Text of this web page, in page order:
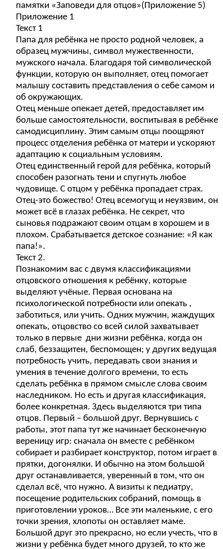
памятки «Заповеди для отцов»(Приложение 5)
Приложение 1
Текст 1
Папа для ребёнка не просто родной человек, а
образец мужчины, символ мужественности,
мужского начала. Благодаря той символической
функции, которую он выполняет, отец помогает
малышу составить представления о себе самом и
об окружающих.
Отец меньше опекает детей, предоставляет им
больше самостоятельности, воспитывая в ребёнке
самодисциплину. Этим самым отцы поощряют
процесс отделения ребёнка от матери и ускоряют
адаптацию к социальным условиям.
Отец единственный герой для ребёнка, который
способен разогнать тени и спугнуть любое
чудовище. С отцом у ребёнка пропадает страх.
Отец-это божество! Отец всемогущ и неуязвим, он
может всё в глазах ребёнка. Не секрет, что
сыновья подражают своим отцам в хорошем и в
плохом. Срабатывается детское сознание: «Я как
папа!».
Текст 2.
Познакомим вас с двумя классификациями
отцовского отношения к ребёнку, которые
выделяют учёные. Первая основана на
психологической потребности или опекать ,
заботиться, или учить. Одних мужчин, жаждущих
опекать, отцовство со всей силой захватывает
только в первые дни жизни ребёнка, когда он
слаб, беззащитен, беспомощен; у других ведущая
потребность учить, передавать свои знания и
умения в течение долгого времени, то есть
сделать ребёнка в прямом смысле слова своим
наследником. Но есть и другая классификация,
более конкретная. Здесь выделяются три типа
отцов. Первый – большой друг. Вернувшись с
работы, этот папа тут же начинает бесконечную
вереницу игр: сначала он вместе с ребёнком
собирает и разбирает конструктор, потом играет в
прятки, догонялки. И обычно на этом большой
друг останавливается, уверенный в том, что он
сделал всё, что нужно. А визиты к педиатру,
посещение родительских собраний, помощь в
приготовлении уроков… Все эти маленькие, с его
точки зрения, хлопоты он оставляет маме.
Большой друг это прекрасно, но если учесть, что в
жизни у ребёнка будет много друзей, то кто же